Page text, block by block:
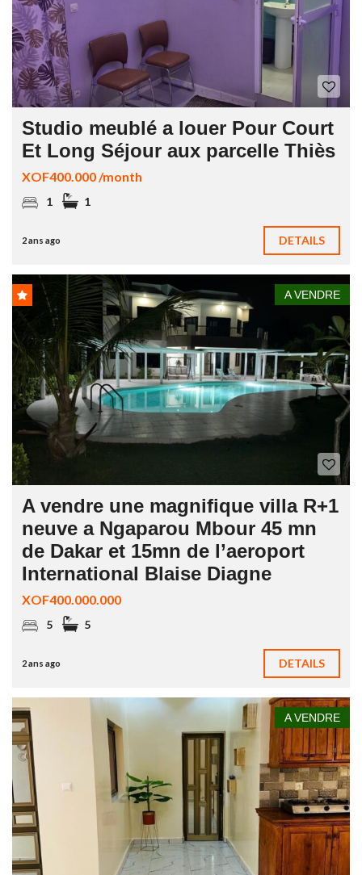
Studio meublé a louer Pour Court
Et Long Séjour aux parcelle Thiès
XOF400.000 /month
1 1
2 ans ago DETAILS
A VENDRE
A vendre une magnifique villa R+1
neuve a Ngaparou Mbour 45 mn
de Dakar et 15mn de l’aeroport
International Blaise Diagne
XOF400.000.000
5 5
2 ans ago DETAILS
A VENDRE